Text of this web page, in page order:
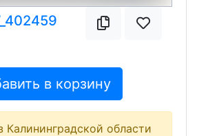
в корзину
Калининградской области